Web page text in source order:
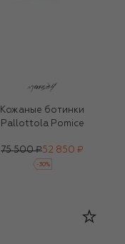
Кожаные ботинки
Pallottola Pomice
75 500 ₽52 850 ₽
-30%